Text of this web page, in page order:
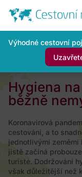
Výhodné cestovní
Hygiena
běžně
Koronavirová
cestování, a to
jednotlivými zeměmi
jistě začíná
turisté. Dodržování
však důležitější než